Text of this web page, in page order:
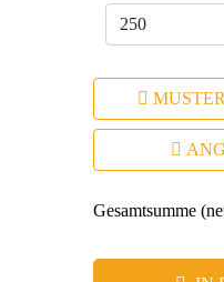
MUSTER
Gesamtsumme